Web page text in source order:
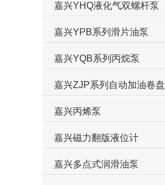
嘉兴YHQ液化气双螺杆泵
嘉兴YPB系列滑片油泵
嘉兴YQB系列丙烷泵
嘉兴ZJP系列自动加油卷盘
嘉兴丙烯泵
嘉兴磁力翻版液位计
嘉兴多点式润滑油泵